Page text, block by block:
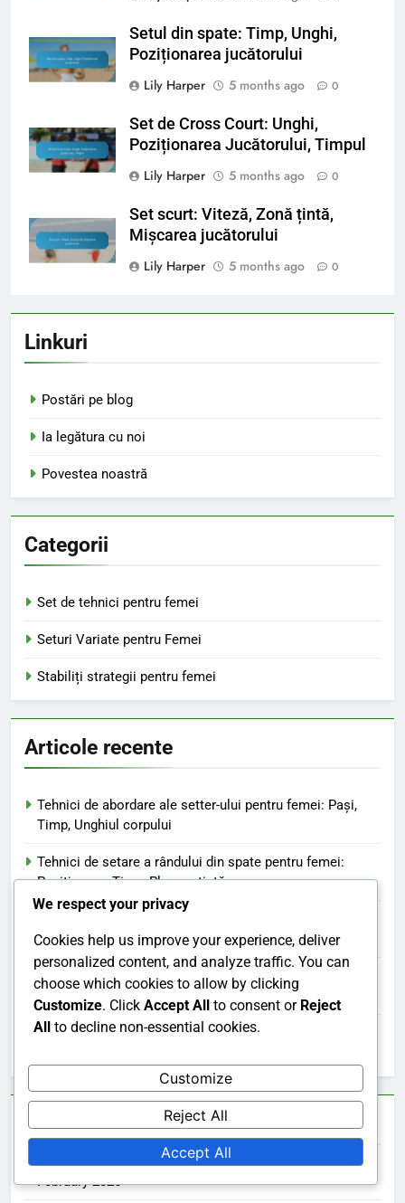
Setul din spate: Timp, Unghi,
Poziționarea jucătorului
Lily Harper
5 months ago 0
Set de Cross Court: Unghi,
Poziționarea Jucătorului, Timpul
Lily Harper
5 months ago 0
Set scurt: Viteză, Zonă țintă,
Mișcarea jucătorului
Lily Harper
5 months ago 0
Linkuri
Postări pe blog
Ia legătura cu noi
Povestea noastră
Categorii
Set de tehnici pentru femei
Seturi Variate pentru Femei
Stabiliți strategii pentru femei
Articole recente
Tehnici de abordare ale setter-ului pentru femei: Pași,
Timp, Unghiul corpului
Tehnici de setare a rândului din spate pentru femei:
Poziționare, Timp, Plasare țintă
Mișcarea jucătoarelor, Sincronizarea
Crearea nepotrivirilor: Observație, Poziționarea
jucătorului, Timpul
Setul de Întoarcere al Setter-ului: Rotirea Corpului,
Arhivă
February 2026
We respect your privacy
Cookies help us improve your experience, deliver
personalized content, and analyze traffic. You can
choose which cookies to allow by clicking
Customize. Click Accept All to consent or Reject
All to decline non-essential cookies.
Customize
Reject All
Accept All